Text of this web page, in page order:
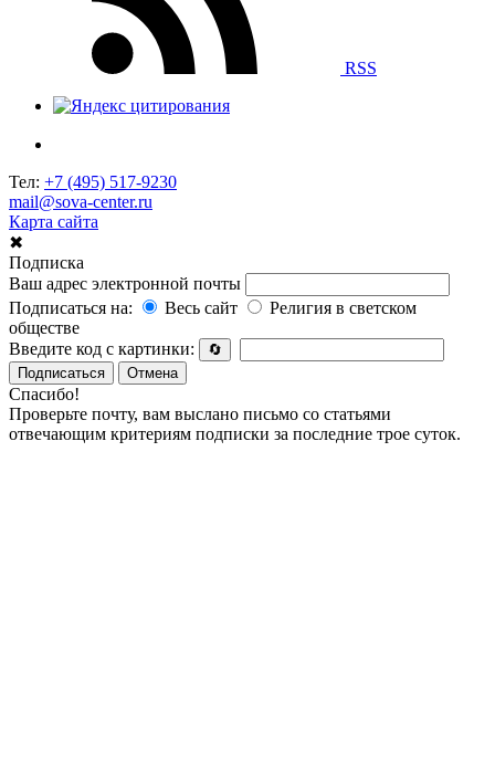
RSS
Тел: +7 (495) 517-9230
mail@sova-center.ru
Карта сайта
✖
Подписка
Ваш адрес электронной почты
Подписаться на:
Весь сайт
Религия в светском
обществе
Введите код с картинки:
🔄
Подписаться
Отмена
Спасибо!
Проверьте почту, вам выслано письмо со статьями
отвечающим критериям подписки за последние трое суток.